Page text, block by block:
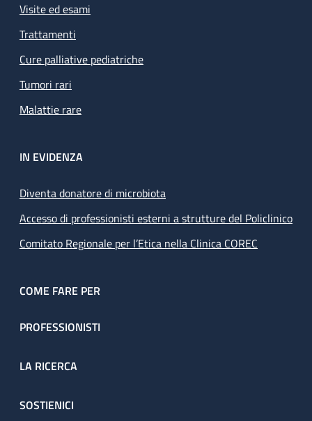
Visite ed esami
Trattamenti
Cure palliative pediatriche
Tumori rari
Malattie rare
IN EVIDENZA
Diventa donatore di microbiota
Accesso di professionisti esterni a strutture del Policlinico
Comitato Regionale per l’Etica nella Clinica COREC
COME FARE PER
PROFESSIONISTI
LA RICERCA
SOSTIENICI